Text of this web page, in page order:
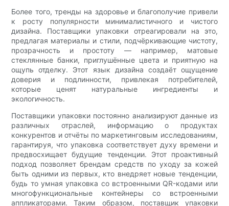
Более того, тренды на здоровье и благополучие привели
к росту популярности минималистичного и чистого
дизайна. Поставщики упаковки отреагировали на это,
предлагая материалы и стили, подчёркивающие чистоту,
прозрачность и простоту — например, матовые
стеклянные банки, приглушённые цвета и приятную на
ощупь отделку. Этот язык дизайна создаёт ощущение
доверия и подлинности, привлекая потребителей,
которые ценят натуральные ингредиенты и
экологичность.
Поставщики упаковки постоянно анализируют данные из
различных отраслей, информацию о продуктах
конкурентов и отчёты по маркетинговым исследованиям,
гарантируя, что упаковка соответствует духу времени и
предвосхищает будущие тенденции. Этот проактивный
подход позволяет брендам средств по уходу за кожей
быть одними из первых, кто внедряет новые тенденции,
будь то умная упаковка со встроенными QR-кодами или
многофункциональные контейнеры со встроенными
аппликаторами. Таким образом, поставщик упаковки